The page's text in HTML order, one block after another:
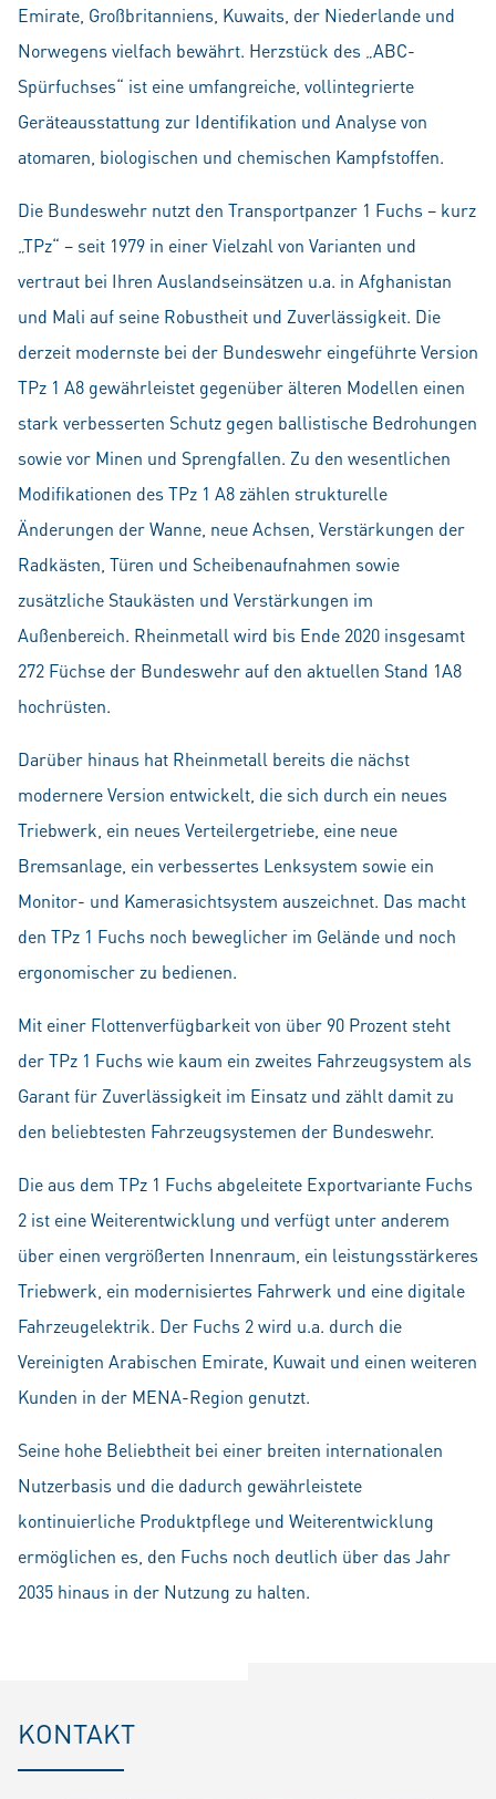
Emirate, Großbritanniens, Kuwaits, der Niederlande und
Norwegens vielfach bewährt. Herzstück des „ABC-
Spürfuchses“ ist eine umfangreiche, vollintegrierte
Geräteausstattung zur Identifikation und Analyse von
atomaren, biologischen und chemischen Kampfstoffen.
Die Bundeswehr nutzt den Transportpanzer 1 Fuchs – kurz
„TPz“ – seit 1979 in einer Vielzahl von Varianten und
vertraut bei Ihren Auslandseinsätzen u.a. in Afghanistan
und Mali auf seine Robustheit und Zuverlässigkeit. Die
derzeit modernste bei der Bundeswehr eingeführte Version
TPz 1 A8 gewährleistet gegenüber älteren Modellen einen
stark verbesserten Schutz gegen ballistische Bedrohungen
sowie vor Minen und Sprengfallen. Zu den wesentlichen
Modifikationen des TPz 1 A8 zählen strukturelle
Änderungen der Wanne, neue Achsen, Verstärkungen der
Radkästen, Türen und Scheibenaufnahmen sowie
zusätzliche Staukästen und Verstärkungen im
Außenbereich. Rheinmetall wird bis Ende 2020 insgesamt
272 Füchse der Bundeswehr auf den aktuellen Stand 1A8
hochrüsten.
Darüber hinaus hat Rheinmetall bereits die nächst
modernere Version entwickelt, die sich durch ein neues
Triebwerk, ein neues Verteilergetriebe, eine neue
Bremsanlage, ein verbessertes Lenksystem sowie ein
Monitor- und Kamerasichtsystem auszeichnet. Das macht
den TPz 1 Fuchs noch beweglicher im Gelände und noch
ergonomischer zu bedienen.
Mit einer Flottenverfügbarkeit von über 90 Prozent steht
der TPz 1 Fuchs wie kaum ein zweites Fahrzeugsystem als
Garant für Zuverlässigkeit im Einsatz und zählt damit zu
den beliebtesten Fahrzeugsystemen der Bundeswehr.
Die aus dem TPz 1 Fuchs abgeleitete Exportvariante Fuchs
2 ist eine Weiterentwicklung und verfügt unter anderem
über einen vergrößerten Innenraum, ein leistungsstärkeres
Triebwerk, ein modernisiertes Fahrwerk und eine digitale
Fahrzeugelektrik. Der Fuchs 2 wird u.a. durch die
Vereinigten Arabischen Emirate, Kuwait und einen weiteren
Kunden in der MENA-Region genutzt.
Seine hohe Beliebtheit bei einer breiten internationalen
Nutzerbasis und die dadurch gewährleistete
kontinuierliche Produktpflege und Weiterentwicklung
ermöglichen es, den Fuchs noch deutlich über das Jahr
2035 hinaus in der Nutzung zu halten.
KONTAKT